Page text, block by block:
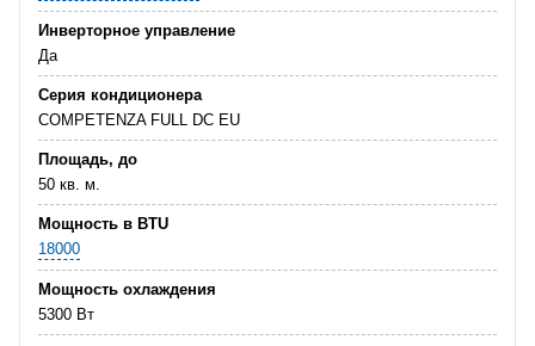
Инверторное управление
Да
Серия кондиционера
COMPETENZA FULL DC EU
Площадь, до
50 кв. м.
Мощность в BTU
18000
Мощность охлаждения
5300 Вт